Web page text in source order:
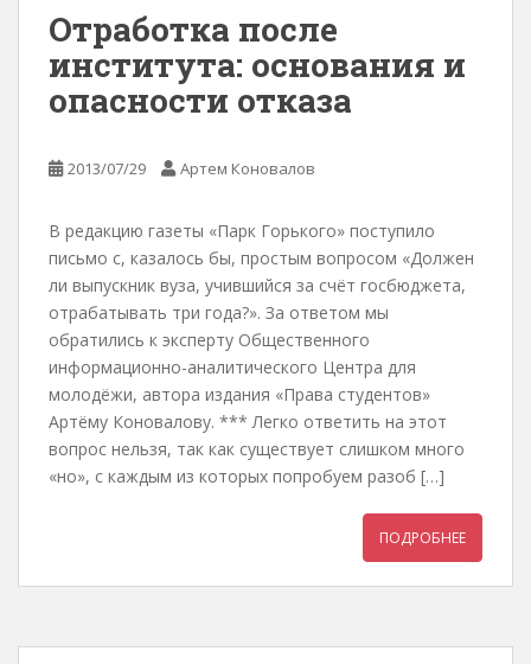
Отработка после
института: основания и
опасности отказа
2013/07/29 Артем Коновалов
В редакцию газеты «Парк Горького» поступило
письмо с, казалось бы, простым вопросом «Должен
ли выпускник вуза, учившийся за счёт госбюджета,
отрабатывать три года?». За ответом мы
обратились к эксперту Общественного
информационно-аналитического Центра для
молодёжи, автора издания «Права студентов»
Артёму Коновалову. *** Легко ответить на этот
вопрос нельзя, так как существует слишком много
«но», с каждым из которых попробуем разоб […]
ПОДРОБНЕЕ